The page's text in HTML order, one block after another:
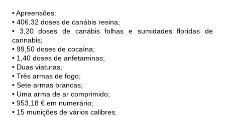
• Apreensões:
• 406,32 doses de canábis resina;
• 3,20 doses de canábis folhas e sumidades floridas de
cannabis;
• 99,50 doses de cocaína;
• 1,40 doses de anfetaminas;
• Duas viaturas;
• Três armas de fogo;
• Sete armas brancas;
• Uma arma de ar comprimido;
• 953,18 € em numerário;
• 15 munições de vários calibres.